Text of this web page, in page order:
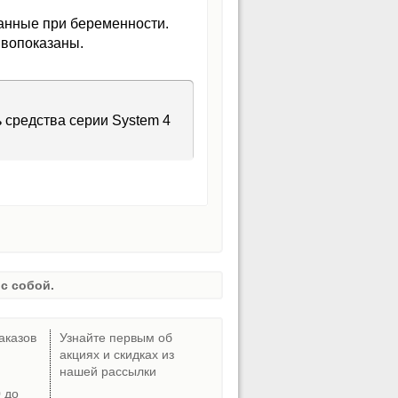
при беременности.
серии System 4
собой.
до
Узнайте первым об
акциях и скидках из
нашей рассылки